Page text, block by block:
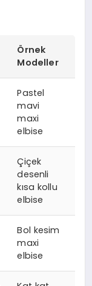
Örnek
Modeller
Pastel
mavi
maxi
elbise
Çiçek
desenli
kısa kollu
elbise
Bol kesim
maxi
elbise